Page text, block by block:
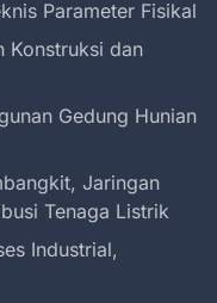
Parameter Fisikal
Konstruksi dan
Gedung Hunian
Jaringan
Tenaga Listrik
Industrial,